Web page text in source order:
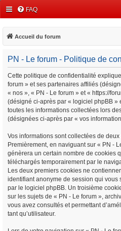
FAQ
Accueil du forum
PN - Le forum - Politique de
Cette politique de confidentialité
forum » et ses partenaires affiliés
« nos », « PN - Le forum » et « https://
(désigné ci-après par « logiciel phpBB »
toutes les informations collectées lors
(désignées ci-après par « vos
Vos informations sont collectées de
Premièrement, en naviguant sur « PN -
génèrera un certain nombre de cookies
téléchargés temporairement par le
Les deux premiers cookies ne
identifiant anonyme de session qui vous
par le logiciel phpBB. Un troisième
sur les sujets de « PN - Le forum »,
vous avez consultés et permettant
tant qu’utilisateur.